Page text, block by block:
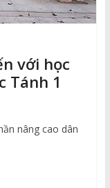
với học
Tánh 1
nâng cao dân